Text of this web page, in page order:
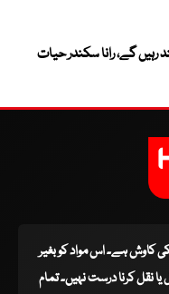
کی کاوش ہے۔ اس مواد کو بغیر
نقل کرنا درست نہیں۔ تمام